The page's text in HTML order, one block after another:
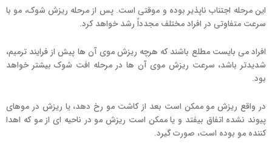
این مرحله اجتناب ناپذیر بوده و موقتی است. پس از مرحله ریزش شوک، مو با
سرعت متفاوتی در افراد مختلف مجدداً رشد خواهد کرد.
افراد می بایست مطلع باشند که هرچه ریزش موی آن ها پیش از فرایند ترمیم،
شدیدتر باشد، سرعت ریزش موی آن ها در مرحله افت شوک بیشتر خواهد
بود.
در واقع ریزش مو ممکن است بعد از کاشت مو رخ دهد، یا ریزش در موهای
پیوند نشده اتفاق بیفتد و یا ممکن است ریزش مو در ناحیه ای از مو که اهدا
کننده مو بوده است، صورت گیرد.